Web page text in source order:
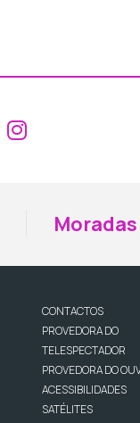
Aceder ao
Aceder ao
CONTACTOS
PROVEDORA DO
TELESPECTADOR
PROVEDORA DO
ACESSIBILIDADES
SATÉLITES